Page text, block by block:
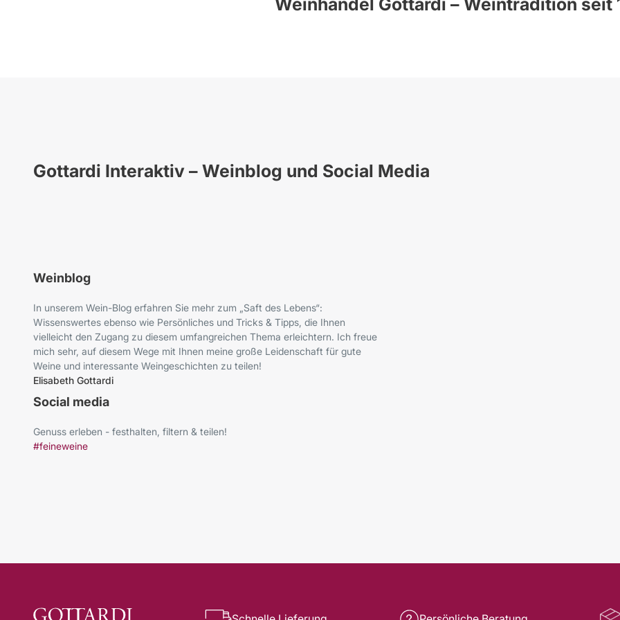
Weinhandel Gottardi – Weintradition seit
Gottardi Interaktiv – Weinblog und Social Media
Weinblog
In unserem Wein-Blog erfahren Sie mehr zum „Saft des Lebens“:
Wissenswertes ebenso wie Persönliches und Tricks & Tipps, die Ihnen
vielleicht den Zugang zu diesem umfangreichen Thema erleichtern. Ich freue
mich sehr, auf diesem Wege mit Ihnen meine große Leidenschaft für gute
Weine und interessante Weingeschichten zu teilen!
Elisabeth Gottardi
Social media
Genuss erleben - festhalten, filtern & teilen!
#feineweine